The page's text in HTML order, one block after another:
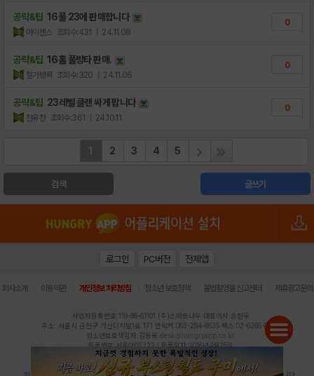
공략&팁 16풀 23에 판매합니다
아이센스 조회수:431 | 24.11.08
0
공략&팁 16홀 풀방타 판매.
철가방콕 조회수:320 | 24.11.06
0
공략&팁 23레벨 클랜 싸게 팝니다
천유찬 조회수:361 | 24.10.11
0
1 2 3 4 5
검색 글쓰기
로그인 PC버전 전체앱
회사소개 이용약관 개인정보 처리방침 청소년 보호정책 불법촬영물 신고센터 제휴광고문의
사업자등록번호:119-86-61101 (주)스마트나우 대표이사:송현두
주소: 서울시 금천구 가산디지털1로 171 연락처:063-284-8635 팩스:02-6265-0377
청소년보호책임자:김동욱 desk@hungryapp.co.kr
등록번호:서울아02322 | 등록일자:2016년4월25일
발행인:(주)스마트나우 송현두 | 편집인:김동욱